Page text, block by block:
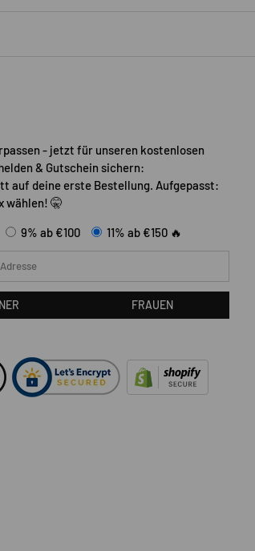
- jetzt für unseren kostenlosen
& Gutschein sichern:
auf deine erste Bestellung. Aufgepasst:
wählen! 🤫
9% ab €100 11% ab €150 🔥
FRAUEN